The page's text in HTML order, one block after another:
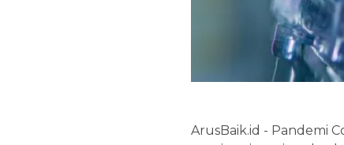
ArusBaik.id - Pandemi